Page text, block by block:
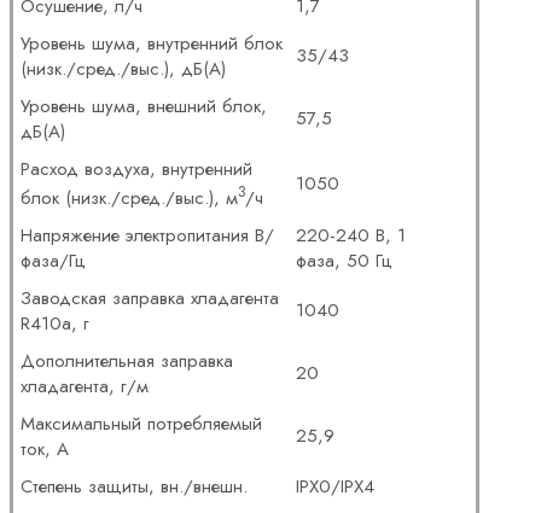
Осушение, л/ч
1,7
Уровень шума, внутренний блок
(низк./сред./выс.), дБ(А)
35/43
Уровень шума, внешний блок,
дБ(А)
57,5
Расход воздуха, внутренний
блок (низк./сред./выс.), м3/ч
1050
Напряжение электропитания В/
фаза/Гц
220-240 В, 1
фаза, 50 Гц
Заводская заправка хладагента
R410a, г
1040
Дополнительная заправка
хладагента, г/м
20
Максимальный потребляемый
ток, А
25,9
Степень защиты, вн./внешн.
IPX0/IPX4